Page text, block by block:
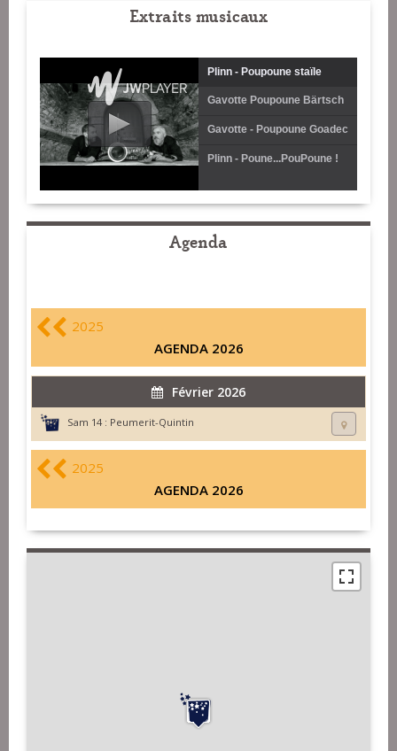
Extraits musicaux
Plinn - Poupoune staïle
Gavotte Poupoune Bärtsch
Gavotte - Poupoune Goadec
Plinn - Poune...PouPoune !
Agenda
2025
AGENDA 2026
Février 2026
Sam 14 : Peumerit-Quintin
2025
AGENDA 2026